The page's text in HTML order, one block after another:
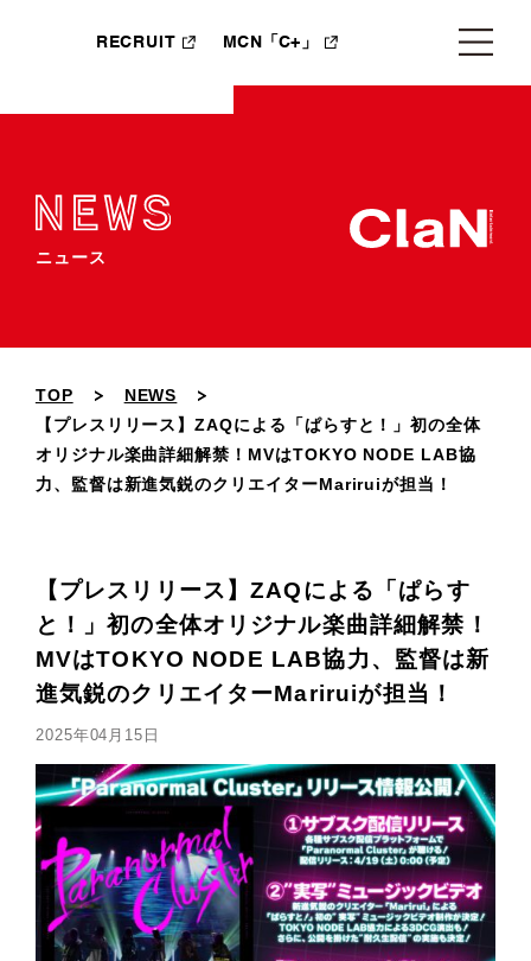
RECRUIT MCN「C+」
ニュース
TOP
NEWS
【プレスリリース】ZAQによる「ぱらすと！」初の全体
オリジナル楽曲詳細解禁！MVはTOKYO NODE LAB協
力、監督は新進気鋭のクリエイターMariruiが担当！
【プレスリリース】ZAQによる「ぱらす
と！」初の全体オリジナル楽曲詳細解禁！
MVはTOKYO NODE LAB協力、監督は新
進気鋭のクリエイターMariruiが担当！
2025年04月15日